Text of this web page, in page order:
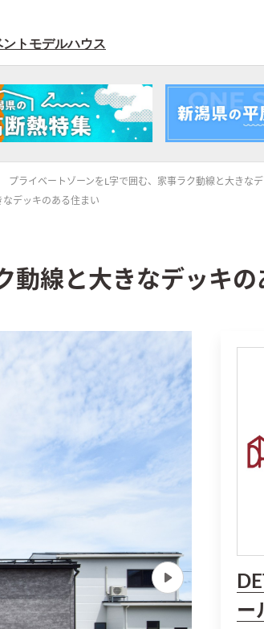
ト モデルハウス
プライベートゾーンをL字で囲む、家事ラク動線と大きな
デッキのある住まい
動線と大きなデッキの
ー